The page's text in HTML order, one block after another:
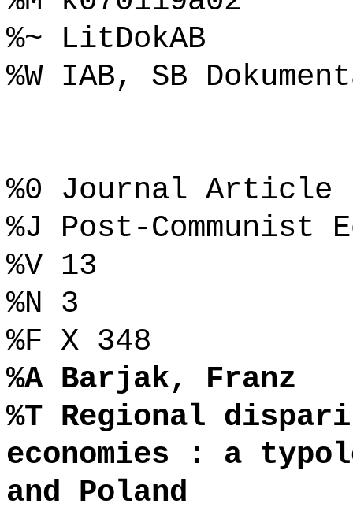
%~ LitDokAB
%W IAB, SB
%0 Journal Article
%J Post-Communist
%V 13
%N 3
%F X 348
%A Barjak, Franz
%T Regional
economies : a
and Poland